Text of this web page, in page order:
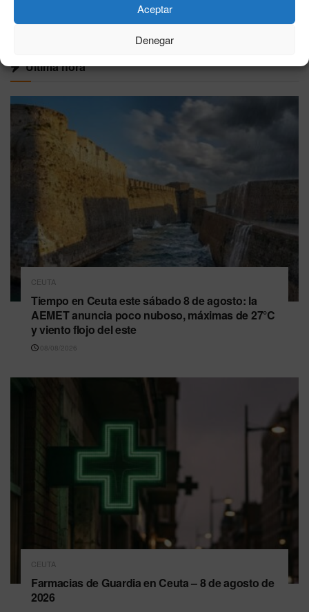
Aceptar
Denegar
VER MÁS
Última hora
CEUTA
Tiempo en Ceuta este sábado 8 de agosto: la
AEMET anuncia poco nuboso, máximas de 27°C
y viento flojo del este
08/08/2026
CEUTA
Farmacias de Guardia en Ceuta – 8 de agosto de
2026